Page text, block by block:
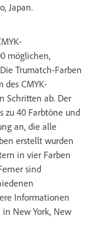
Japan.
möglichen,
Trumatch-Farben
des CMYK-
Schritten ab. Der
zu 40 Farbtöne und
an, die alle
erstellt wurden
in vier Farben
sind
Informationen
New York, New